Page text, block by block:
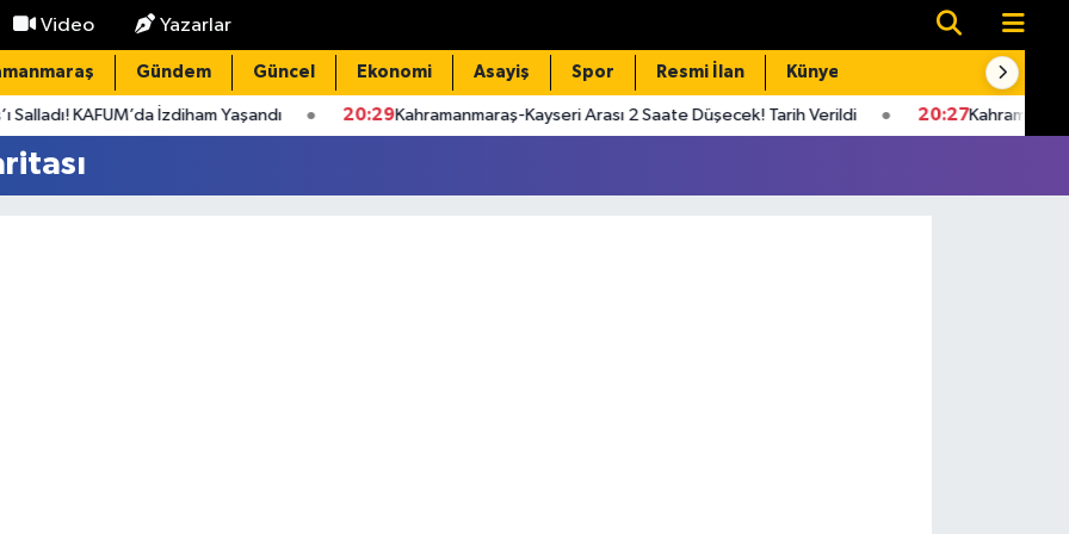
Video Yazarlar
Gündem Güncel Ekonomi Asayiş Spor Resmi İlan Künye
KAFUM’da İzdiham Yaşandı 20:29Kahramanmaraş-Kayseri Arası 2 Saate Düşecek! Tarih Verildi 20:27